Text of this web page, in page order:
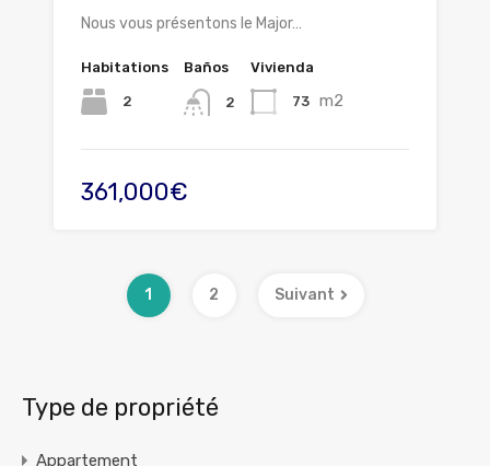
Nous vous présentons le Major…
Habitations
2
Baños
2
Vivienda
73 m2
361,000€
1 2 Suivant
Type de propriété
Appartement